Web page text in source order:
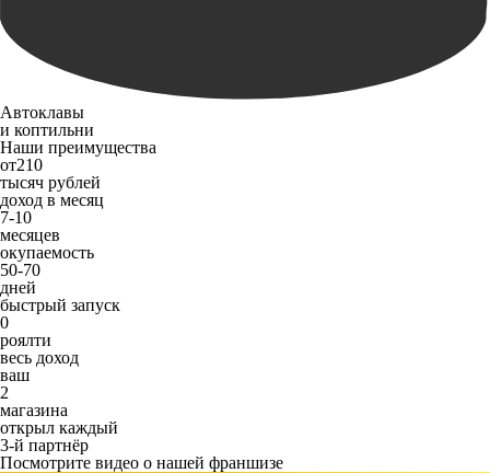
Автоклавы
и коптильни
Наши преимущества
от210
тысяч рублей
доход в месяц
7-10
месяцев
окупаемость
50-70
дней
быстрый запуск
0
роялти
весь доход
ваш
2
магазина
открыл каждый
3-й партнёр
Посмотрите видео о нашей франшизе